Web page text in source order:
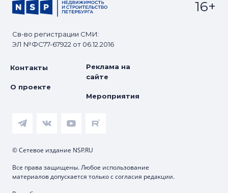
Св-во регистрации СМИ:
ЭЛ №ФС77-67922 от 06.12.2016
16+
Контакты
О проекте
Реклама на
сайте
Мероприятия
© Сетевое издание NSP.RU
Все права защищены. Любое использование
материалов допускается только с согласия редакции.